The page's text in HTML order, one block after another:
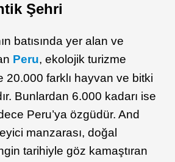
Şehri
batısında yer alan ve
Peru, ekolojik turizme
20.000 farklı hayvan ve bitki
Bunlardan 6.000 kadarı ise
Peru’ya özgüdür. And
manzarası, doğal
tarihiyle göz kamaştıran